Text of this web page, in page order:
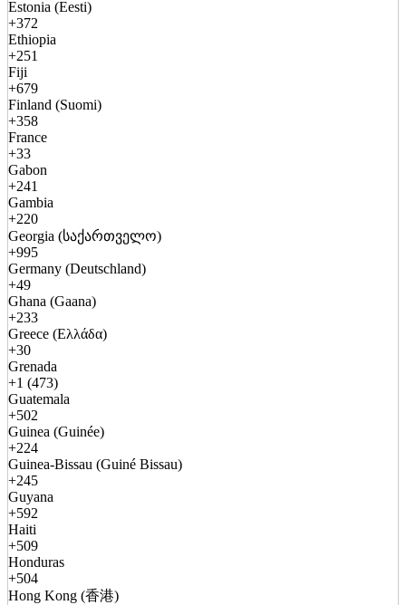
Estonia (Eesti)
+372
Ethiopia
+251
Fiji
+679
Finland (Suomi)
+358
France
+33
Gabon
+241
Gambia
+220
Georgia (საქართველო)
+995
Germany (Deutschland)
+49
Ghana (Gaana)
+233
Greece (Ελλάδα)
+30
Grenada
+1 (473)
Guatemala
+502
Guinea (Guinée)
+224
Guinea-Bissau (Guiné Bissau)
+245
Guyana
+592
Haiti
+509
Honduras
+504
Hong Kong (香港)